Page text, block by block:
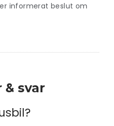
informerat beslut om
svar